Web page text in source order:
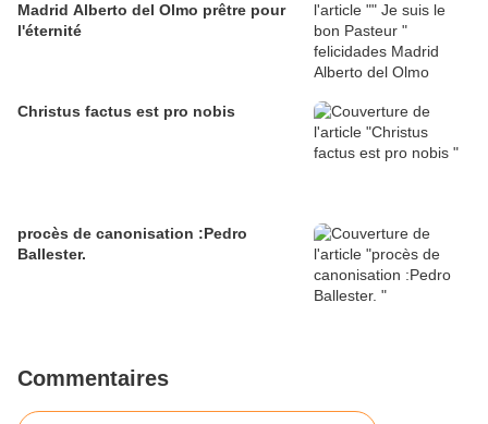
Madrid Alberto del Olmo prêtre pour
l'éternité
Christus factus est pro nobis
procès de canonisation :Pedro
Ballester.
Commentaires